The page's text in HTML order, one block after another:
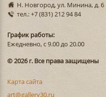
Н. Новгород, ул. Минина, д. 6
тел.: +7 (831) 212 94 84
График работы:
Ежедневно, с 9.00 до 20.00
© 2026 г. Все права защищены
Карта сайта
art@gallery30.ru